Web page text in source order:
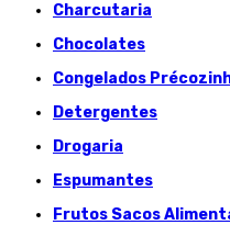
Charcutaria
Chocolates
Congelados
Detergentes
Drogaria
Espumantes
Frutos Sacos